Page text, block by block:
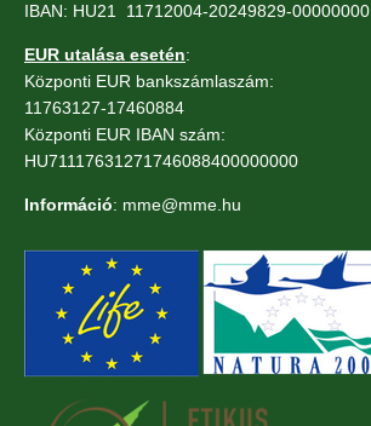
IBAN: HU21 11712004-20249829-00000000
EUR utalása esetén:
Központi EUR bankszámlaszám:
11763127-17460884
Központi EUR IBAN szám:
HU71117631271746088400000000
Információ: mme@mme.hu